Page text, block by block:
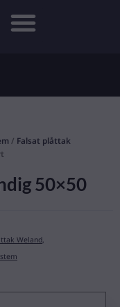
/ Falsat plåttak
50×50
Weland,